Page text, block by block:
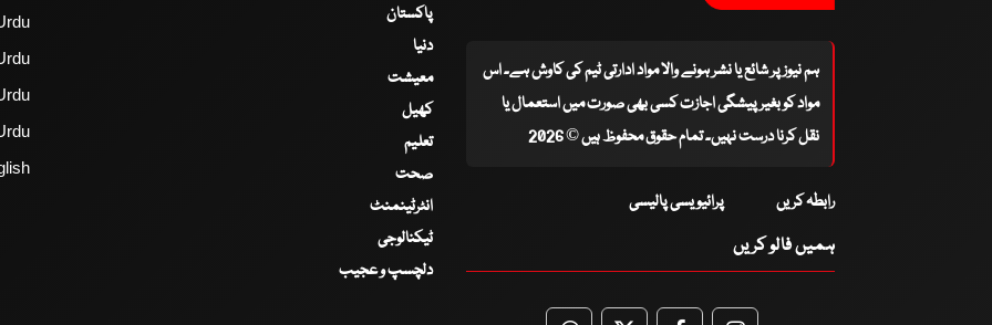
ہم نیوز پر شائع یا نشر ہونے والا مواد ادارتی ٹیم کی کاوش ہے۔ اس
مواد کو بغیر پیشگی اجازت کسی بھی صورت میں استعمال یا
نقل کرنا درست نہیں۔ تمام حقوق محفوظ ہیں © 2026
رابطہ کریں پرائیویسی پالیسی
ہمیں فالو کریں
پاکستان
دنیا
معیشت
کھیل
تعلیم
صحت
انٹرٹینمنٹ
ٹیکنالوجی
دلچسپ و عجیب